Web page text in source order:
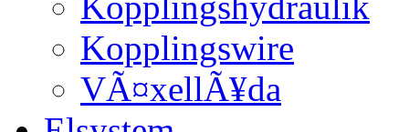
Kopplingswire
VÃ¤xellÃ¥da